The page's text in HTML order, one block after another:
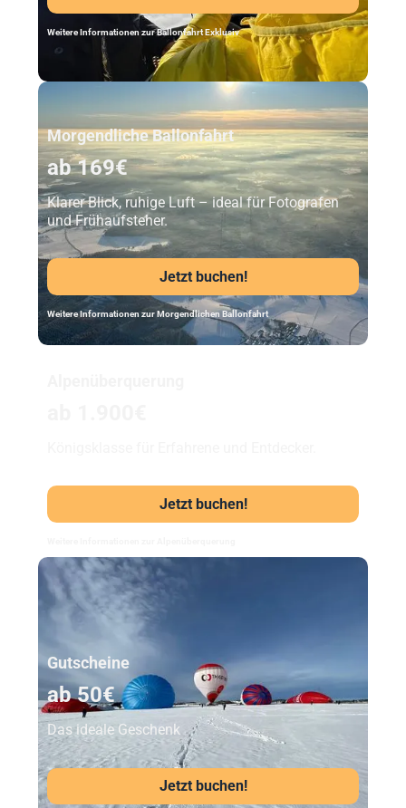
Weitere Informationen zur Ballonfahrt Exklusiv
Morgendliche Ballonfahrt
ab 169€
Klarer Blick, ruhige Luft – ideal für Fotografen
und Frühaufsteher.
Jetzt buchen!
Weitere Informationen zur Morgendlichen Ballonfahrt
Jetzt buchen!
Unser Beststeller
Gutscheine
ab 50€
Das ideale Geschenk
Jetzt buchen!